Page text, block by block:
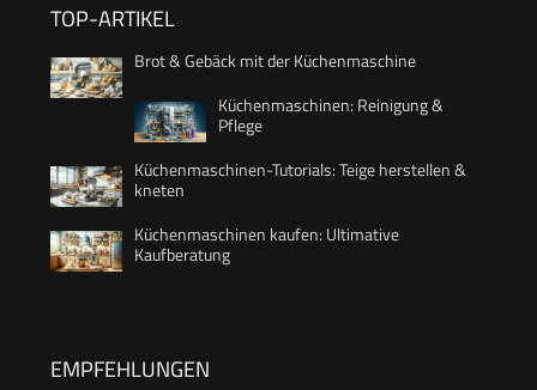
TOP-ARTIKEL
Brot & Gebäck mit der Küchenmaschine
Küchenmaschinen: Reinigung &
Pflege
Küchenmaschinen-Tutorials: Teige herstellen &
kneten
Küchenmaschinen kaufen: Ultimative
Kaufberatung
EMPFEHLUNGEN